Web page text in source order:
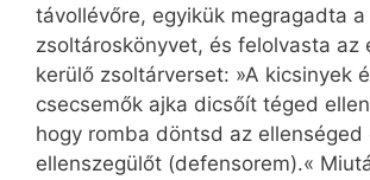
távollévőre, egyikük megragadta a
zsoltároskönyvet, és felolvasta az
kerülő zsoltárverset: »A kicsinyek
csecsemők ajka dicsőít téged
hogy romba döntsd az ellenséged
ellenszegülőt (defensorem).«